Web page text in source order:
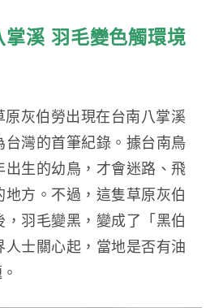
溪 羽毛變色觸環境
原灰伯勞出現在台南八掌溪
灣的首筆紀錄。據台南鳥
生的幼鳥，才會迷路、飛
方。不過，這隻草原灰伯
羽毛變黑，變成了「黑伯
士關心起，當地是否有油